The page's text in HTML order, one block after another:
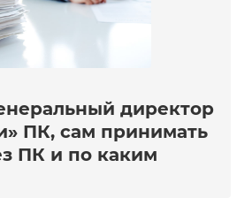
директор
ПК, сам принимать
ПК и по каким